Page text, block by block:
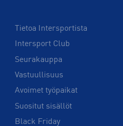
Tietoa Intersportista
Intersport Club
Seurakauppa
Vastuullisuus
Avoimet työpaikat
Suositut sisällöt
Black Friday